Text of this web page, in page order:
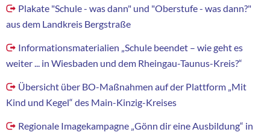
Plakate "Schule - was dann" und "Oberstufe - was dann?"
aus dem Landkreis Bergstraße
Informationsmaterialien „Schule beendet – wie geht es
weiter ... in Wiesbaden und dem Rheingau-Taunus-Kreis?“
Übersicht über BO-Maßnahmen auf der Plattform „Mit
Kind und Kegel“ des Main-Kinzig-Kreises
Regionale Imagekampagne „Gönn dir eine Ausbildung“ in